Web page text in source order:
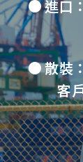
● 進口
● 散裝
客